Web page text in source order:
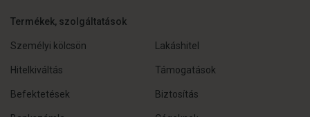
Termékek, szolgáltatások
Személyi kölcsön Lakáshitel
Hitelkiváltás Támogatások
Befektetések Biztosítás